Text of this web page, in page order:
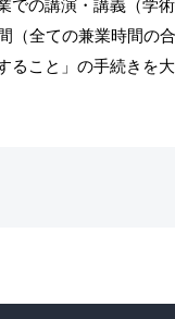
の講演・講義（学
（全ての兼業時間の
こと」の手続きを